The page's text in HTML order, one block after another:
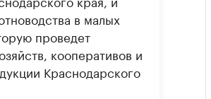
в малых
проведет
кооперативов и
Краснодарского